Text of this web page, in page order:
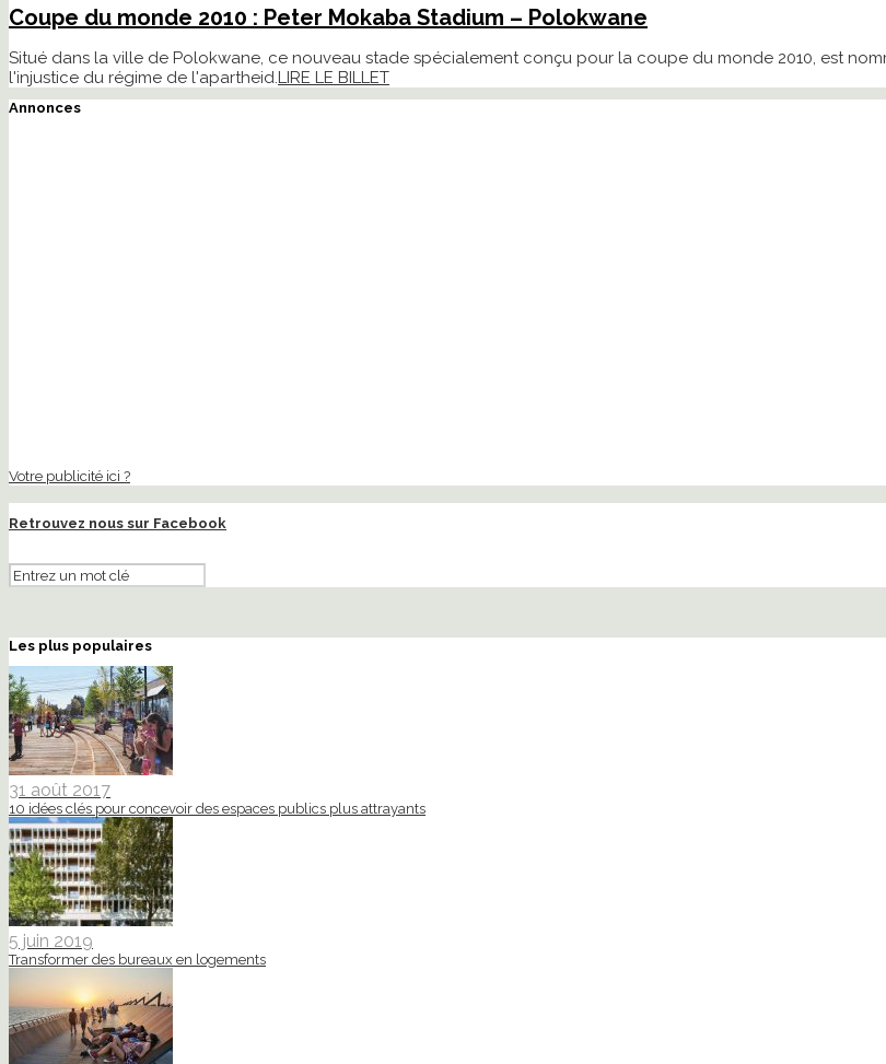
Coupe du monde 2010 : Peter Mokaba Stadium – Polokwane
Situé dans la ville de Polokwane, ce nouveau stade spécialement conçu pour la coupe du monde 2010, est
l'injustice du régime de l'apartheid.LIRE LE BILLET
Annonces
Votre publicité ici ?
Retrouvez nous sur Facebook
Les plus populaires
31 août 2017
10 idées clés pour concevoir des espaces publics plus attrayants
5 juin 2019
Transformer des bureaux en logements